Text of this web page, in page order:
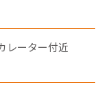
レーター付近
ジット会
ただきま